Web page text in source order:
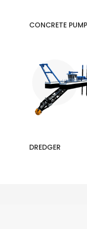
CONCRETE
DREDGER